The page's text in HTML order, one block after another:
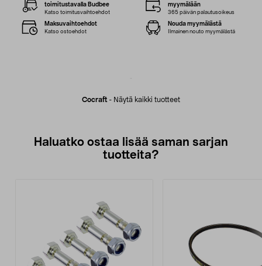
Cocraft - Näytä kaikki tuotteet
toimitustavalla Budbee
Katso toimitusvaihtoehdot
myymälään
365 päivän palautusoikeus
Maksuvaihtoehdot
Katso ostoehdot
Nouda myymälästä
Ilmainen nouto myymälästä
Haluatko ostaa lisää saman sarjan
tuotteita?